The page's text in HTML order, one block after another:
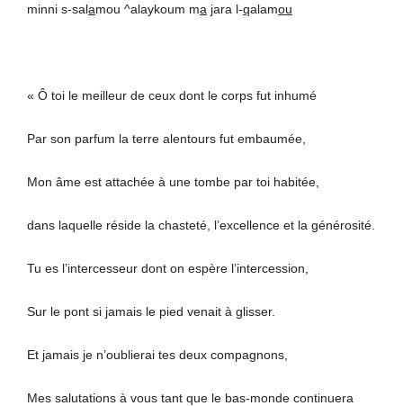
minni s-salamou ^alaykoum ma jara l-qalamou
« Ô toi le meilleur de ceux dont le corps fut inhumé
Par son parfum la terre alentours fut embaumée,
Mon âme est attachée à une tombe par toi habitée,
dans laquelle réside la chasteté, l’excellence et la générosité.
Tu es l’intercesseur dont on espère l’intercession,
Sur le pont si jamais le pied venait à glisser.
Et jamais je n’oublierai tes deux compagnons,
Mes salutations à vous tant que le bas-monde continuera